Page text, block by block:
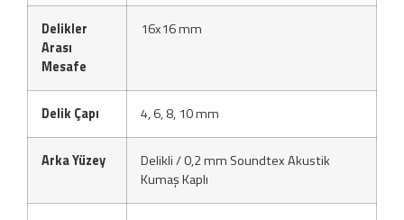
Delikler
Arası
Mesafe
16x16 mm
Delik Çapı 4, 6, 8, 10 mm
Arka Yüzey
Delikli / 0,2 mm Soundtex Akustik
Kumaş Kaplı